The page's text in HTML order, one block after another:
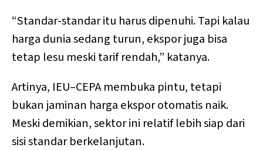
“Standar-standar itu harus dipenuhi. Tapi kalau
harga dunia sedang turun, ekspor juga bisa
tetap lesu meski tarif rendah,” katanya.
Artinya, IEU–CEPA membuka pintu, tetapi
bukan jaminan harga ekspor otomatis naik.
Meski demikian, sektor ini relatif lebih siap dari
sisi standar berkelanjutan.